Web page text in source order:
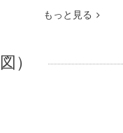
もっと見る
）